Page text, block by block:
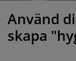
Använd
skapa